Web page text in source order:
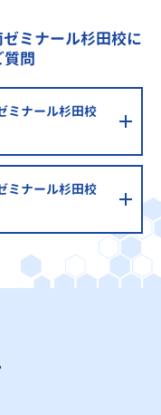
ミナール杉田校に
問
ミナール杉田校
ミナール杉田校